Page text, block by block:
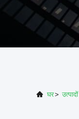
घर> उत्पादों